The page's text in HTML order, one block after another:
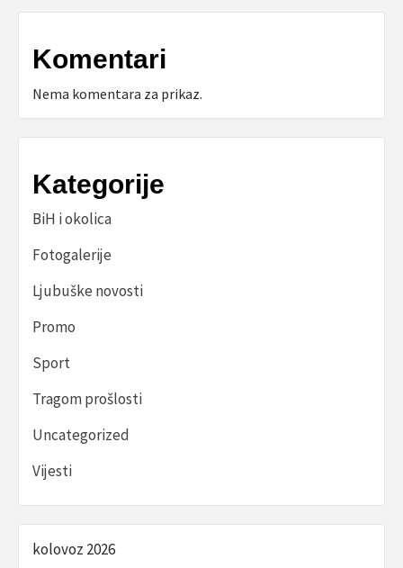
Komentari
Nema komentara za prikaz.
Kategorije
BiH i okolica
Fotogalerije
Ljubuške novosti
Promo
Sport
Tragom prošlosti
Uncategorized
Vijesti
kolovoz 2026